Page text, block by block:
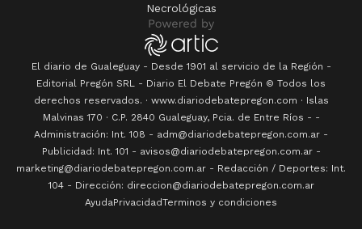
Necrológicas
El diario de Gualeguay - Desde 1901 al servicio de la Región -
Editorial Pregón SRL
- Diario El Debate Pregón © Todos los
derechos reservados. · www.diariodebatepregon.com · Islas
Malvinas 170 · C.P. 2840 Gualeguay, Pcia. de Entre Ríos - -
Administración: Int. 108 - adm@diariodebatepregon.com.ar -
Publicidad: Int. 101 - avisos@diariodebatepregon.com.ar -
marketing@diariodebatepregon.com.ar - Redacción / Deportes: Int.
104 - Dirección: direccion@diariodebatepregon.com.ar
AyudaPrivacidadTerminos y condiciones